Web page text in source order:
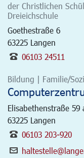
der Christlichen
Dreieichschule
Goethestraße 6
63225 Langen
06103 24511
Bildung | Familie/
Elisabethenstraße 59
63225 Langen
06103 203-920